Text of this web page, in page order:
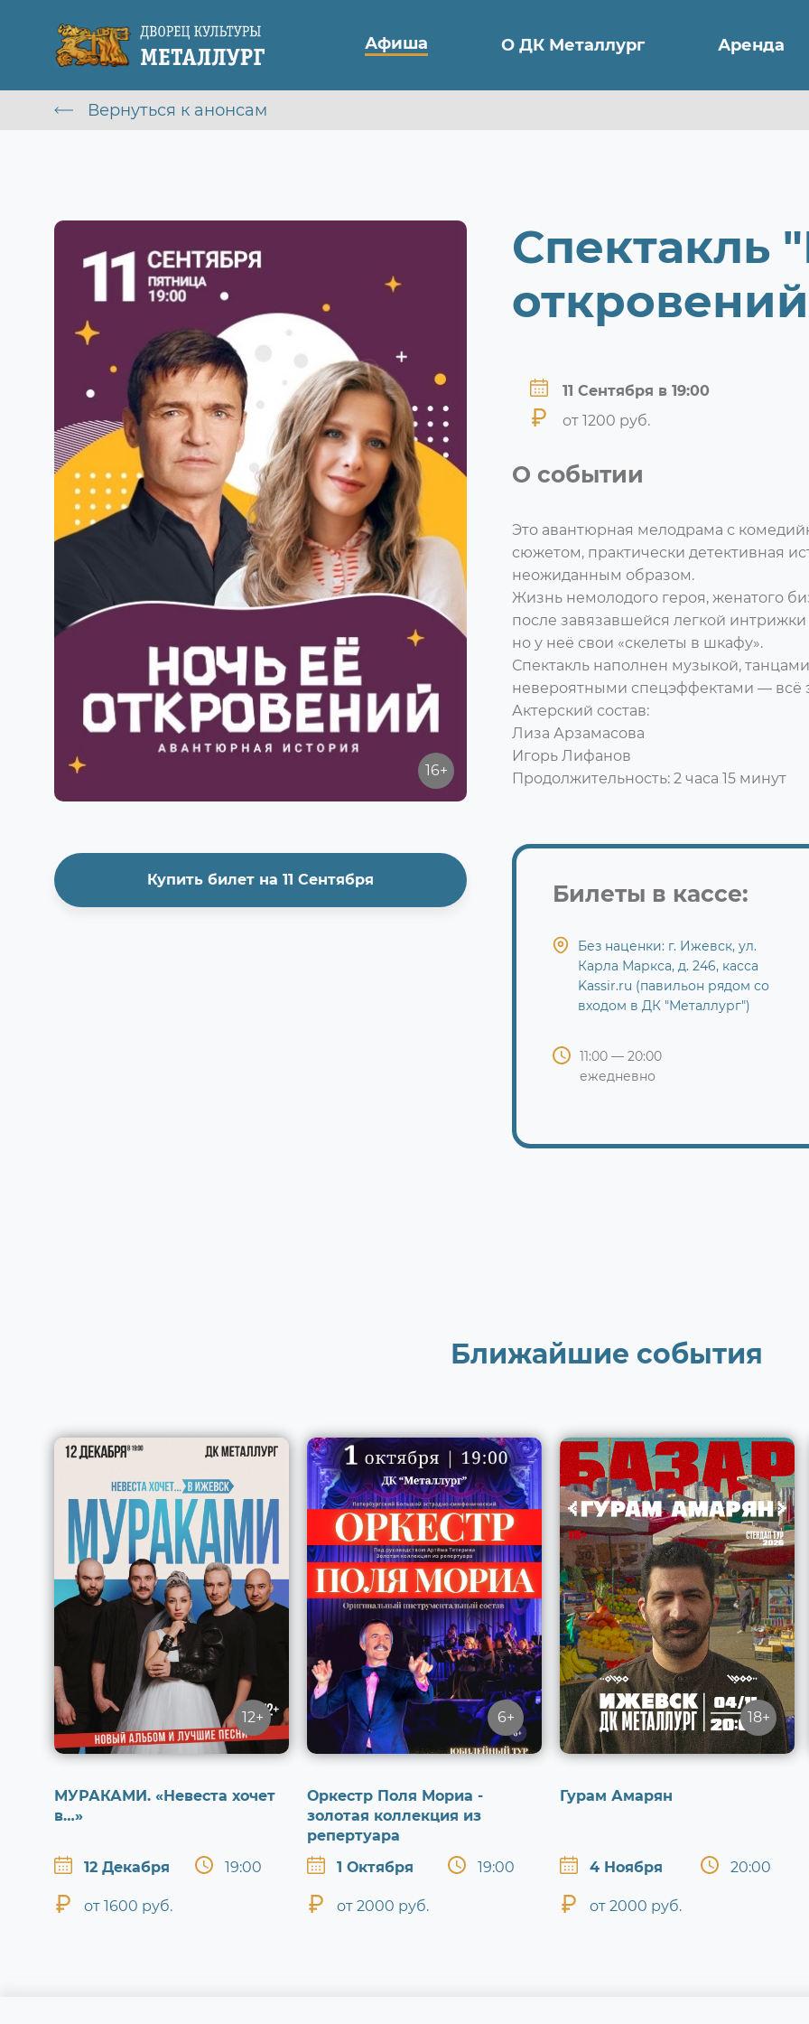
Афиша О ДК Металлург Аренда
Вернуться к анонсам
Спектакль
11 Сентября в 19:00
от 1200 руб.
16+
Купить билет на 11 Сентября
О событии
Это авантюрная мелодрама с
сюжетом, практически детективная
неожиданным образом.
Жизнь немолодого героя, женатого
после завязавшейся легкой
но у неё свои «скелеты в шкафу».
Спектакль наполнен музыкой,
невероятными спецэффектами — всё
Актерский состав:
Лиза Арзамасова
Игорь Лифанов
Продолжительность: 2 часа 15 минут
Билеты в кассе:
Без наценки: г. Ижевск, ул.
Карла Маркса, д. 246, касса
Kassir.ru (павильон рядом со
входом в ДК "Металлург")
11:00 — 20:00
ежедневно
Ближайшие события
12+
МУРАКАМИ. «Невеста хочет
в…»
12 Декабря 19:00
от 1600 руб.
6+
Оркестр Поля Мориа -
золотая коллекция из
репертуара
1 Октября
19:00
от 2000 руб.
18+
Гурам Амарян
4 Ноября 20:00
от 2000 руб.